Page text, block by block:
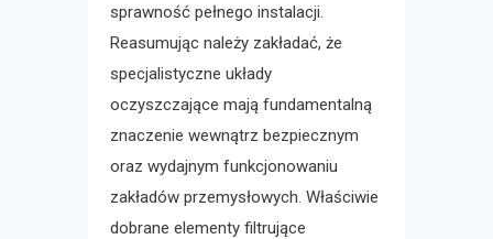
sprawność pełnego instalacji.
Reasumując należy zakładać, że
specjalistyczne układy
oczyszczające mają fundamentalną
znaczenie wewnątrz bezpiecznym
oraz wydajnym funkcjonowaniu
zakładów przemysłowych. Właściwie
dobrane elementy filtrujące